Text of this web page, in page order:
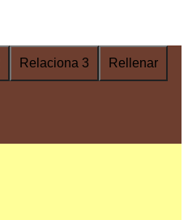
Relaciona 3 Rellenar